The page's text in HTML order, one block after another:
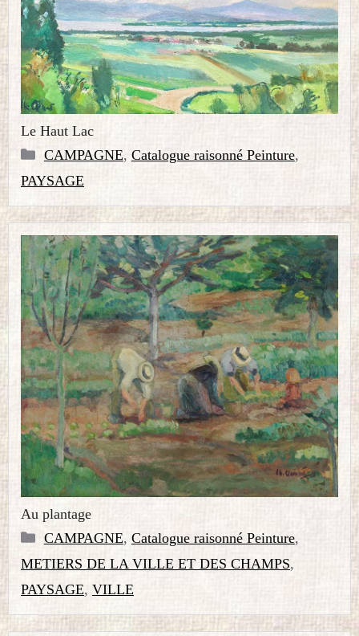
Le Haut Lac
Catégories
CAMPAGNE, Catalogue raisonné Peinture,
PAYSAGE
Au plantage
Catégories
CAMPAGNE, Catalogue raisonné Peinture,
METIERS DE LA VILLE ET DES CHAMPS,
PAYSAGE, VILLE